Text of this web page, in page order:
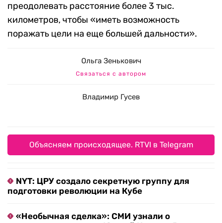
преодолевать расстояние более 3 тыс.
километров, чтобы «иметь возможность
поражать цели на еще большей дальности».
Ольга Зенькович
Связаться с автором
Владимир Гусев
Объясняем происходящее. RTVI в Telegram
NYT: ЦРУ создало секретную группу для
подготовки революции на Кубе
«Необычная сделка»: СМИ узнали о